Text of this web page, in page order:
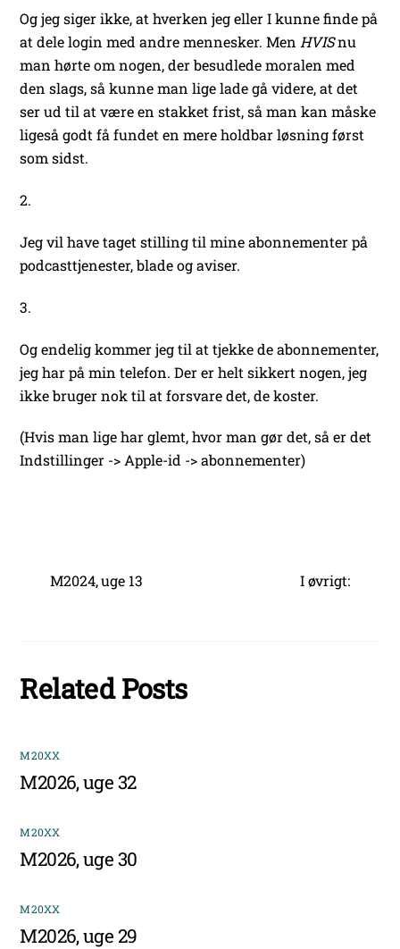
Og jeg siger ikke, at hverken jeg eller I kunne finde på
at dele login med andre mennesker. MenHVISnu
man hørte om nogen, der besudlede moralen med
den slags, så kunne man lige lade gå videre, at det
ser ud til at være en stakket frist, så man kan måske
ligeså godt få fundet en mere holdbar løsning først
som sidst.
2.
Jeg vil have taget stilling til mine abonnementer på
podcasttjenester, blade og aviser.
3.
Og endelig kommer jeg til at tjekke de abonnementer,
jeg har på min telefon. Der er helt sikkert nogen, jeg
ikke bruger nok til at forsvare det, de koster.
(Hvis man lige har glemt, hvor man gør det, så er det
Indstillinger -> Apple-id -> abonnementer)
M2024, uge 13 I øvrigt:
Related Posts
M20XX
M2026, uge 32
M20XX
M2026, uge 30
M20XX
M2026, uge 29